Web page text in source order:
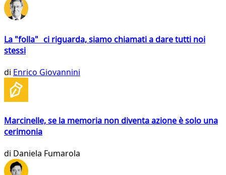
La "folla" ci riguarda, siamo chiamati a dare tutti noi
stessi
di Enrico Giovannini
Marcinelle, se la memoria non diventa azione è solo una
cerimonia
di Daniela Fumarola